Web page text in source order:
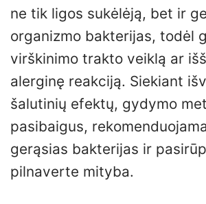
ne tik ligos sukėlėją, bet ir
organizmo bakterijas, todėl
virškinimo trakto veiklą ar
alerginę reakciją. Siekiant
šalutinių efektų, gydymo
pasibaigus,
gerąsias bakterijas ir
pilnaverte mityba.